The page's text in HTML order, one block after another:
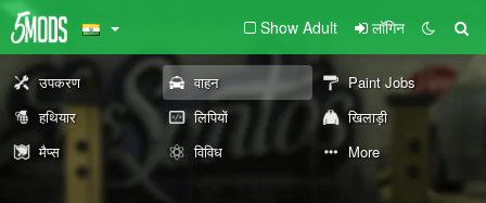
Show Adult लॉगिन
उपकरण वाहन
Paint Jobs
हथियार
लिपियों
खिलाड़ी
मैप्स
विविध More